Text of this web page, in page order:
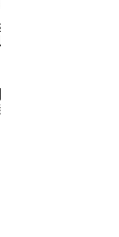
郎 マグ
郎・き
)